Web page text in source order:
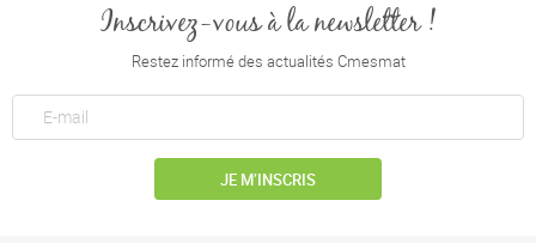
Inscrivez-vous à la newsletter !
Restez informé des actualités Cmesmat
JE M’INSCRIS